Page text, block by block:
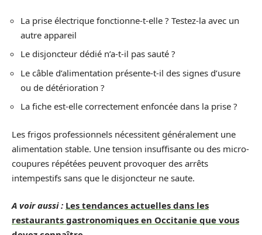
La prise électrique fonctionne-t-elle ? Testez-la avec un
autre appareil
Le disjoncteur dédié n’a-t-il pas sauté ?
Le câble d’alimentation présente-t-il des signes d’usure
ou de détérioration ?
La fiche est-elle correctement enfoncée dans la prise ?
Les frigos professionnels nécessitent généralement une
alimentation stable. Une tension insuffisante ou des micro-
coupures répétées peuvent provoquer des arrêts
intempestifs sans que le disjoncteur ne saute.
A voir aussi : Les tendances actuelles dans les
restaurants gastronomiques en Occitanie que vous